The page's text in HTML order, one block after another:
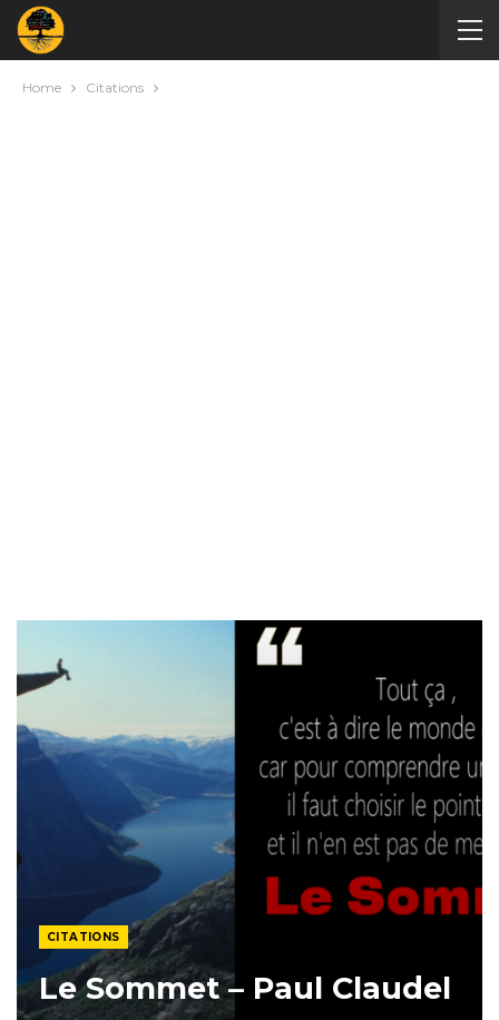
Home Citations
CITATIONS
Le Sommet – Paul Claudel